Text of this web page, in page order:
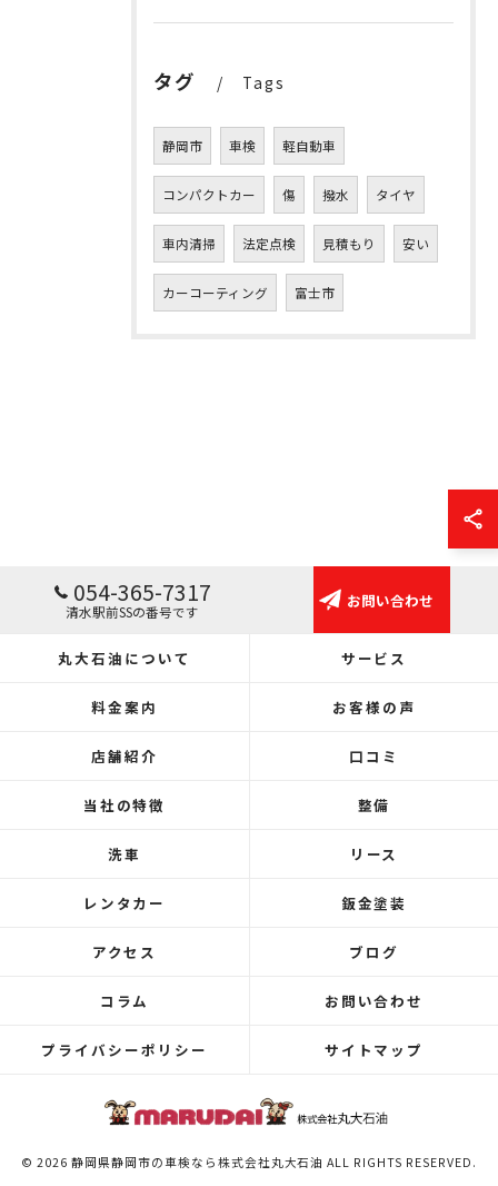
タグ Tags
静岡市 車検 軽自動車
コンパクトカー 傷 撥水 タイヤ
車内清掃 法定点検 見積もり 安い
カーコーティング 富士市
054-365-7317
清水駅前SSの番号です
お問い合わせ
丸大石油について サービス
料金案内 お客様の声
店舗紹介 口コミ
当社の特徴 整備
洗車 リース
レンタカー 鈑金塗装
アクセス ブログ
コラム お問い合わせ
プライバシーポリシー サイトマップ
© 2026 静岡県静岡市の車検なら株式会社丸大石油 ALL RIGHTS RESERVED.